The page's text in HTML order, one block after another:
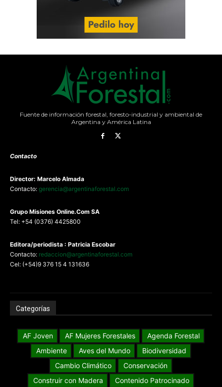
Fuente de información forestal, foresto-industrial y ambiental de
Argentina y América Latina
Contacto
Director: Marcelo Almada
Contacto: gerencia@argentinaforestal.com
Grupo Misiones Online.Com SA
Tel: +54 (0376) 4425800
Editora/periodista : Patricia Escobar
Contacto: redaccion@argentinaforestal.com
Cel: (+54)9 376 15 4 131636
Categorías
AF Joven AF Mujeres Forestales
Agenda Forestal
Ambiente
Aves del Mundo
Biodiversidad
Cambio Climático
Conservación
Construir con Madera
Contenido Patrocinado